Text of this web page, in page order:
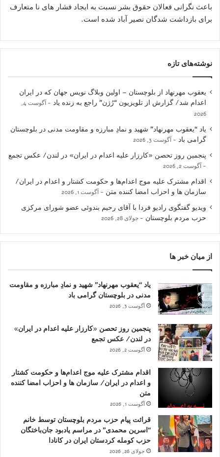
باعث نگرانی فعالان حقوق بشر نسبت به ایجاد فشار های نا متعارف
برای بازداشت شدگان نصیر آباد شده است.
نوشته‌های تازه
یعقوب مهرنهاد از بلوچستان – اولین وبلاگ نویس جهان که در ایران
اعدام شد/ گزارش از تلویزیون “رُژن” راجع به زنده یاد
آگوست 4,
2026
یاد “یعقوب مهرنهاد” شهید و نمادِ مبارزه و مقاومت مدنی در بلوچستان
گرامی باد
آگوست 3, 2026
پنجمین روز تحصن «کارزار علیه اعدام در ایران» در لندن/ عکس تجمع
آگوست 2, 2026
اقدام مشترک علیه موج اعدام‌ها و حکومت کشتار و اعدام در ایران/
سازمان ها و احزاب امضا کننده متن
آگوست 1, 2026
ویدیو گفتگوی رادیو فردا با آقای رحیم بندوئی عضو شورای مرکزی
حزب مردم بلوچستان
جولای 28, 2026
از میان خبر ها
یاد “یعقوب مهرنهاد” شهید و نمادِ مبارزه و مقاومت
مدنی در بلوچستان گرامی باد
آگوست 3, 2026
پنجمین روز تحصن «کارزار علیه اعدام در ایران»
در لندن/ عکس تجمع
آگوست 2, 2026
اقدام مشترک علیه موج اعدام‌ها و حکومت کشتار
و اعدام در ایران/ سازمان ها و احزاب امضا کننده
متن
آگوست 1, 2026
قرائت پیام حزب مردم بلوچستان توسط خانم
“اسرین محمدی” در مراسم یادبود جان‌باختگان
حزب کومله کردستان ایران در کانادا
جولای 26, 2026